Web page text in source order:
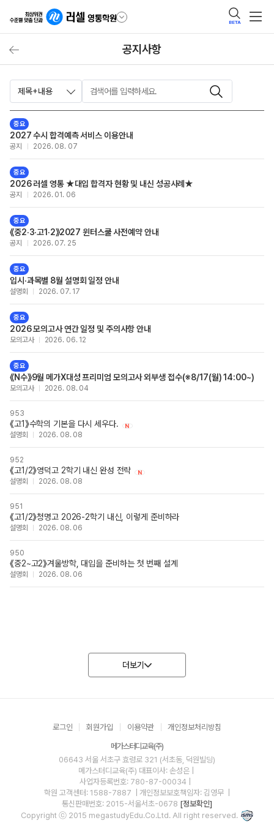
BETA
공지사항
제목+내용
중요
공지
2027 수시 합격예측 서비스 이용안내
2026. 08. 07
중요
공지
2026 러셀 영통 ★대입 합격자 현황 및 내신 성공사례★
2026. 01. 06
중요
공지
《중2·3·고1·2》2027 윈터스쿨 사전예약 안내
2026. 07. 25
중요
설명회
입시·과목별 8월 설명회 일정 안내
2026. 07. 17
중요
모의고사
2026 모의고사 연간 일정 및 주의사항 안내
2026. 06. 12
중요
모의고사
《N수》9월 메가X대성 프리미엄 모의고사 외부생 접수(※8/17(월) 14:00~)
2026. 08. 04
953
설명회
《고1》수학의 기본을 다시 세우다.
new
2026. 08. 08
952
설명회
《고1/2》영덕고 2학기 내신 완성 전략
new
2026. 08. 08
951
설명회
《고1/2》청명고 2026-2학기 내신, 이렇게 준비하라
2026. 08. 06
950
설명회
《중2~고2》겨울방학, 대입을 준비하는 첫 번째 설계
2026. 08. 06
더보기
로그인 회원가입 이용약관 개인정보처리방침
메가스터디교육(주)
06643 서울 서초구 효령로 321 (서초동, 덕원빌딩)
메가스터디교육(주) 대표이사: 손성은 |
사업자등록번호: 780-87-00034
학원 고객센터: 1588-7887
| 개인정보보호책임자: 김영무
통신판매번호: 2015-서울서초-0678 [정보확인]
Copyright ⓒ 2015 megastudyEdu.Co.Ltd. All right reserved.